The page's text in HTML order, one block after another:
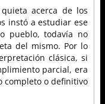
acerca de los
instó a estudiar ese
pueblo, todavía no
del mismo. Por lo
clásica, si
parcial, era
completo o definitivo